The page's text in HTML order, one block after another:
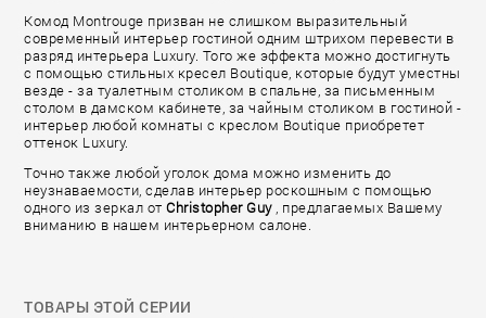
Комод Montrouge призван не слишком выразительный
современный интерьер гостиной одним штрихом перевести в
разряд интерьера Luxury. Того же эффекта можно достигнуть
с помощью стильных кресел Boutique, которые будут уместны
везде - за туалетным столиком в спальне, за письменным
столом в дамском кабинете, за чайным столиком в гостиной -
интерьер любой комнаты с креслом Boutique приобретет
оттенок Luxury.
Точно также любой уголок дома можно изменить до
неузнаваемости, сделав интерьер роскошным с помощью
одного из зеркал отChristopher Guy, предлагаемых Вашему
вниманию в нашем интерьерном салоне.
ТОВАРЫ ЭТОЙ СЕРИИ